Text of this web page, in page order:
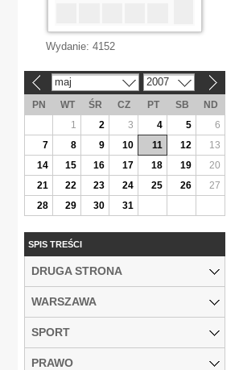
Wydanie: 4152
maj 2007
PN WT ŚR CZ PT SB
ND
1
2 3 4 5
6
7
8 9 10 11 12
13
14
15 16 17 18 19
20
21
22 23 24 25 26
27
28
29 30 31
SPIS TREŚCI
DRUGA STRONA
WARSZAWA
SPORT
PRAWO